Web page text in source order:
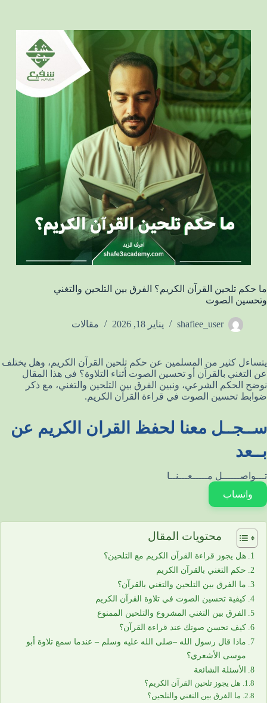
ما حكم تلحين القرآن الكريم؟ الفرق بين التلحين والتغني
وتحسين الصوت
shafiee_user يناير 18, 2026 مقالات
يتساءل كثير من المسلمين عن حكم تلحين القرآن الكريم، وهل يختلف
عن التغني بالقرآن أو تحسين الصوت أثناء التلاوة؟ في هذا المقال
نوضح الحكم الشرعي، ونبين الفرق بين التلحين والتغني، مع ذكر
ضوابط تحسين الصوت في قراءة القرآن الكريم.
ســجــل معنا لحفظ القران الكريم عن
بــعد
تـــواصــــــل مـــــعـــنــا
واتساب
محتويات المقال
هل يجوز قراءة القرآن الكريم مع التلحين؟
حكم التغني بالقرآن الكريم
ما الفرق بين التلحين والتغني بالقرآن؟
كيفية تحسين الصوت في تلاوة القرآن الكريم
الفرق بين التغني المشروع والتلحين الممنوع
كيف تحسن صوتك عند قراءة القرآن؟
ماذا قال رسول الله –صلى الله عليه وسلم – عندما سمع تلاوة أبو
موسى الأشعري؟
الأسئلة الشائعة
هل يجوز تلحين القرآن الكريم؟
ما الفرق بين التغني والتلحين؟